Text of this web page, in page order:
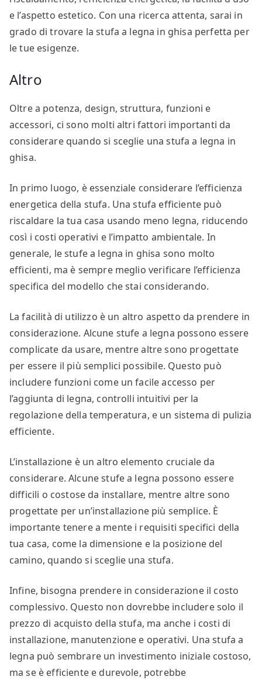
e l’aspetto estetico. Con una ricerca attenta, sarai in
grado di trovare la stufa a legna in ghisa perfetta per
le tue esigenze.
Altro
Oltre a potenza, design, struttura, funzioni e
accessori, ci sono molti altri fattori importanti da
considerare quando si sceglie una stufa a legna in
ghisa.
In primo luogo, è essenziale considerare l’efficienza
energetica della stufa. Una stufa efficiente può
riscaldare la tua casa usando meno legna, riducendo
così i costi operativi e l’impatto ambientale. In
generale, le stufe a legna in ghisa sono molto
efficienti, ma è sempre meglio verificare l’efficienza
specifica del modello che stai considerando.
La facilità di utilizzo è un altro aspetto da prendere in
considerazione. Alcune stufe a legna possono essere
complicate da usare, mentre altre sono progettate
per essere il più semplici possibile. Questo può
includere funzioni come un facile accesso per
l’aggiunta di legna, controlli intuitivi per la
regolazione della temperatura, e un sistema di pulizia
efficiente.
L’installazione è un altro elemento cruciale da
considerare. Alcune stufe a legna possono essere
difficili o costose da installare, mentre altre sono
progettate per un’installazione più semplice. È
importante tenere a mente i requisiti specifici della
tua casa, come la dimensione e la posizione del
camino, quando si sceglie una stufa.
Infine, bisogna prendere in considerazione il costo
complessivo. Questo non dovrebbe includere solo il
prezzo di acquisto della stufa, ma anche i costi di
installazione, manutenzione e operativi. Una stufa a
legna può sembrare un investimento iniziale costoso,
ma se è efficiente e durevole, potrebbe